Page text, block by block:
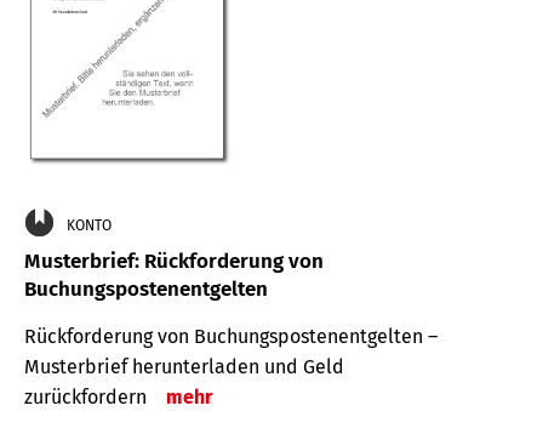
KONTO
Musterbrief: Rückforderung von
Buchungspostenentgelten
Rückforderung von Buchungspostenentgelten –
Musterbrief herunterladen und Geld
zurückfordern
mehr